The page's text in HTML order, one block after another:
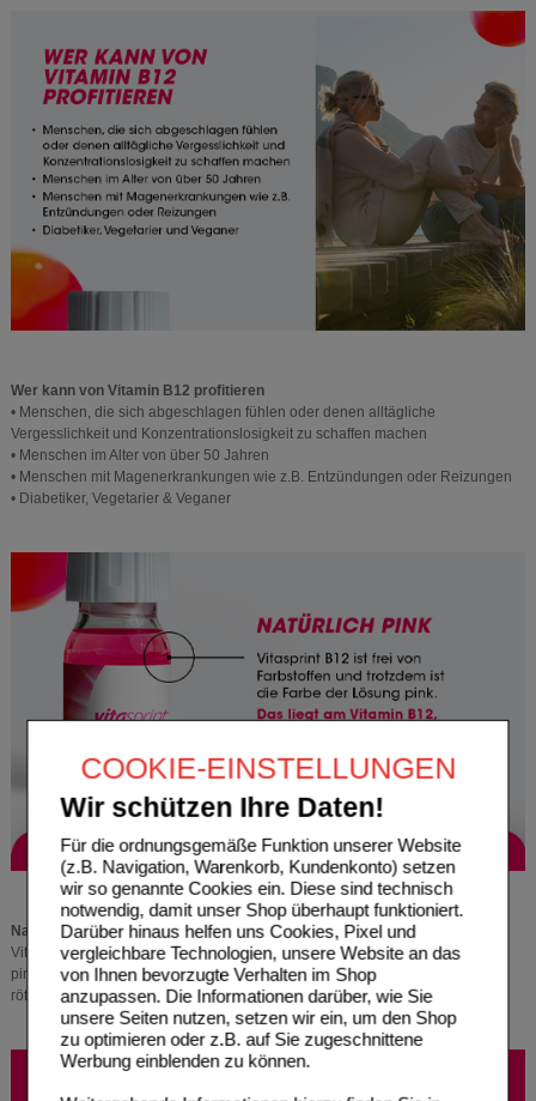
COOKIE-EINSTELLUNGEN
Wir schützen Ihre Daten!
Für die ordnungsgemäße Funktion unserer Website
(z.B. Navigation, Warenkorb, Kundenkonto) setzen
wir so genannte Cookies ein. Diese sind technisch
notwendig, damit unser Shop überhaupt funktioniert.
Darüber hinaus helfen uns Cookies, Pixel und
vergleichbare Technologien, unsere Website an das
von Ihnen bevorzugte Verhalten im Shop
anzupassen. Die Informationen darüber, wie Sie
unsere Seiten nutzen, setzen wir ein, um den Shop
zu optimieren oder z.B. auf Sie zugeschnittene
Werbung einblenden zu können.
Wer kann von Vitamin B12 profitieren
• Menschen, die sich abgeschlagen fühlen oder denen alltägliche
Vergesslichkeit und Konzentrationslosigkeit zu schaffen machen
• Menschen im Alter von über 50 Jahren
• Menschen mit Magenerkrankungen wie z.B. Entzündungen oder Reizungen
• Diabetiker, Vegetarier & Veganer
Natürlich Pink
Vitasprint B12 ist frei von Farbstoffen und trotzdem ist die Farbe der Lösung
pink. Das liegt am Vitamin B12, dieses zeichnet sich durch eine leuchtend
rötlich-pinke Farbe aus.